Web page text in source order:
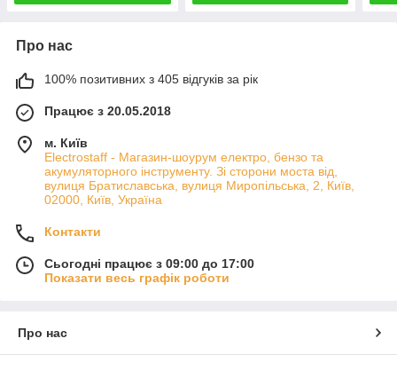
Про нас
100% позитивних з 405 відгуків за рік
Працює з 20.05.2018
м. Київ
Electrostaff - Магазин-шоурум електро, бензо та
акумуляторного інструменту. Зі сторони моста від,
вулиця Братиславська, вулиця Миропільська, 2, Київ,
02000, Київ, Україна
Контакти
Сьогодні працює з 09:00 до 17:00
Показати весь графік роботи
Про нас